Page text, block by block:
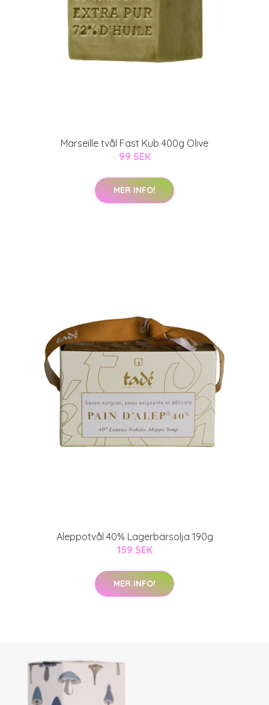
Marseille tvål Fast Kub 400g Olive
99 SEK
MER INFO!
Aleppotvål 40% Lagerbärsolja 190g
159 SEK
MER INFO!